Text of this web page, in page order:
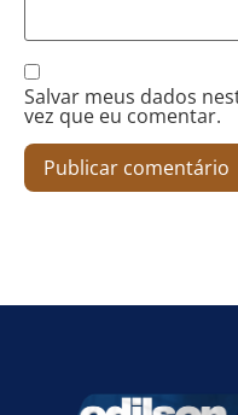
Salvar meus dados
vez que eu comentar.